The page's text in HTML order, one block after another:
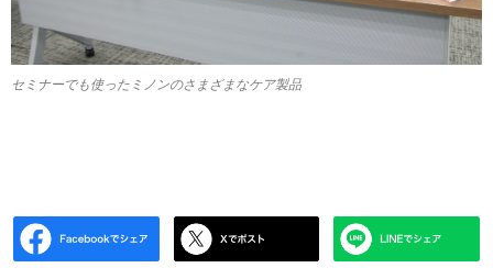
セミナーでも使ったミノンのさまざまなケア製品